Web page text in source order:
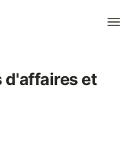
d'affaires et